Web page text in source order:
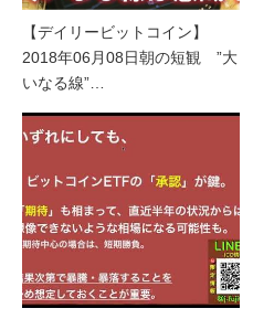
【デイリービットコイン】
2018年06月08日朝の短観 ”大
いなる線”…